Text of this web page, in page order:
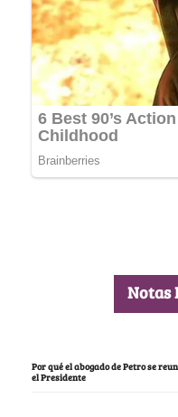
Notas
Por qué el abogado de Petro se
el Presidente